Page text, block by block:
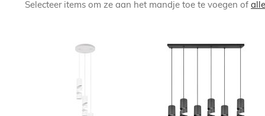
Selecteer items om ze aan het mandje toe te voegen of